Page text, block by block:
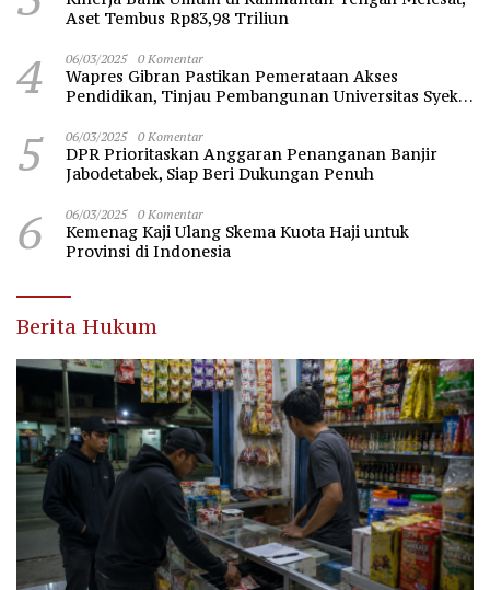
Aset Tembus Rp83,98 Triliun
4 06/03/2025 0 Komentar
Wapres Gibran Pastikan Pemerataan Akses
Pendidikan, Tinjau Pembangunan Universitas Syekh
5 06/03/2025 0 Komentar
DPR Prioritaskan Anggaran Penanganan Banjir
Jabodetabek, Siap Beri Dukungan Penuh
6 06/03/2025 0 Komentar
Kemenag Kaji Ulang Skema Kuota Haji untuk
Provinsi di Indonesia
Berita Hukum